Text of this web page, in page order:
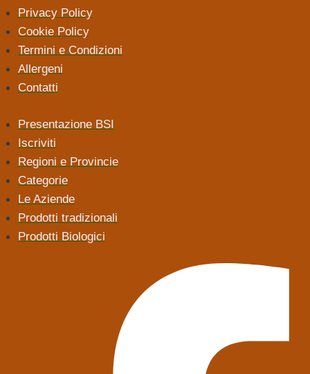
Privacy Policy
Cookie Policy
Termini e Condizioni
Allergeni
Contatti
Presentazione BSI
Iscriviti
Regioni e Provincie
Categorie
Le Aziende
Prodotti tradizionali
Prodotti Biologici